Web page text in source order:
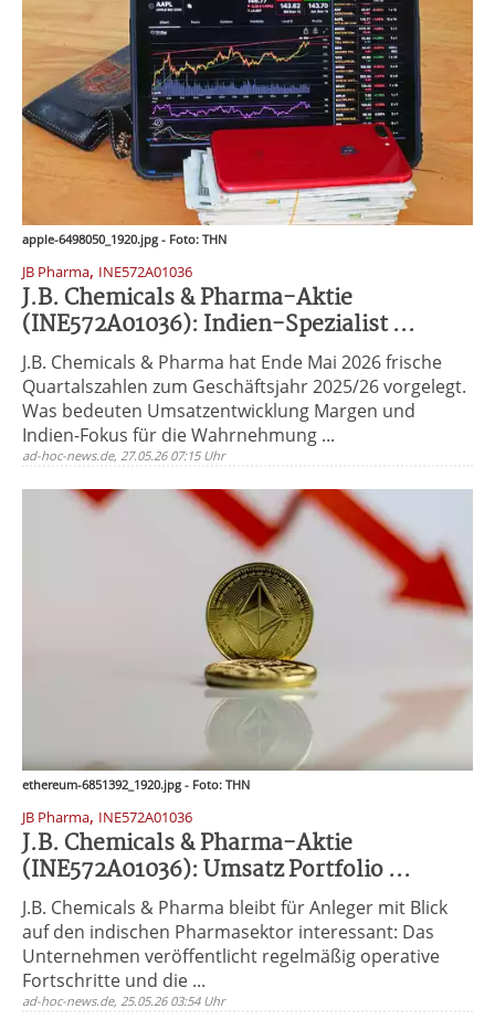
apple-6498050_1920.jpg - Foto: THN
JB Pharma, INE572A01036
J.B. Chemicals & Pharma-Aktie
(INE572A01036): Indien-Spezialist ...
J.B. Chemicals & Pharma hat Ende Mai 2026 frische
Quartalszahlen zum Geschäftsjahr 2025/26 vorgelegt.
Was bedeuten Umsatzentwicklung Margen und
Indien-Fokus für die Wahrnehmung ...
ad-hoc-news.de, 27.05.26 07:15 Uhr
ethereum-6851392_1920.jpg - Foto: THN
JB Pharma, INE572A01036
J.B. Chemicals & Pharma-Aktie
(INE572A01036): Umsatz Portfolio ...
J.B. Chemicals & Pharma bleibt für Anleger mit Blick
auf den indischen Pharmasektor interessant: Das
Unternehmen veröffentlicht regelmäßig operative
Fortschritte und die ...
ad-hoc-news.de, 25.05.26 03:54 Uhr